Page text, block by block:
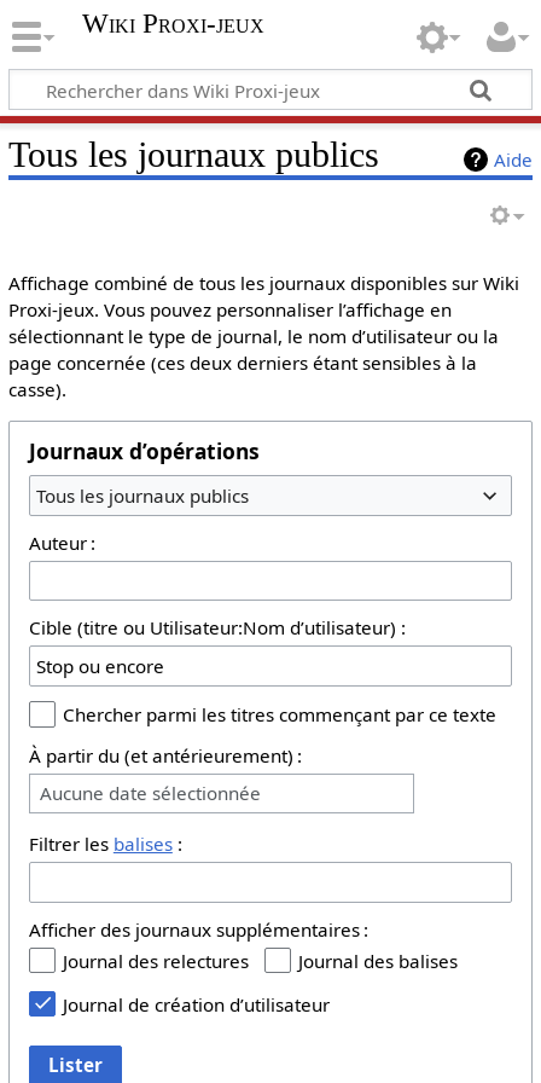
Wiki Proxi-jeux
Aide
Tous les journaux publics
Affichage combiné de tous les journaux disponibles sur Wiki
Proxi-jeux. Vous pouvez personnaliser l’affichage en
sélectionnant le type de journal, le nom d’utilisateur ou la
page concernée (ces deux derniers étant sensibles à la
casse).
Journaux d’opérations
Tous les journaux publics
Auteur :
Cible (titre ou Utilisateur:Nom d’utilisateur) :
Chercher parmi les titres commençant par ce texte
À partir du (et antérieurement) :
Aucune date sélectionnée
Filtrer les balises:
Afficher des journaux supplémentaires :
Journal des relectures
Journal des balises
Journal de création d’utilisateur
Lister